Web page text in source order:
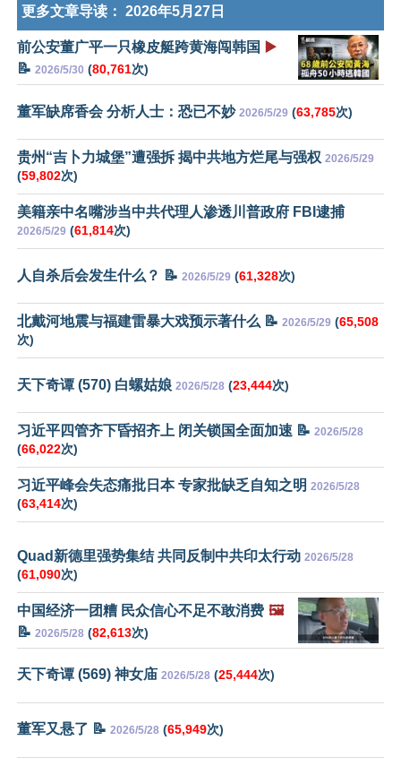
更多文章导读： 2026年5月27日
前公安董广平一只橡皮艇跨黄海闯韩国 ▶️
📝 2026/5/30 (80,761次)
董军缺席香会 分析人士：恐已不妙 2026/5/29 (63,785次)
贵州“吉卜力城堡”遭强拆 揭中共地方烂尾与强权 2026/5/29
(59,802次)
美籍亲中名嘴涉当中共代理人渗透川普政府 FBI逮捕
2026/5/29 (61,814次)
人自杀后会发生什么？ 📝 2026/5/29 (61,328次)
北戴河地震与福建雷暴大戏预示著什么 📝 2026/5/29 (65,508
次)
天下奇谭 (570) 白螺姑娘 2026/5/28 (23,444次)
习近平四管齐下昏招齐上 闭关锁国全面加速 📝 2026/5/28
(66,022次)
习近平峰会失态痛批日本 专家批缺乏自知之明 2026/5/28
(63,414次)
Quad新德里强势集结 共同反制中共印太行动 2026/5/28
(61,090次)
中国经济一团糟 民众信心不足不敢消费 🖼️
📝 2026/5/28 (82,613次)
天下奇谭 (569) 神女庙 2026/5/28 (25,444次)
董军又悬了 📝 2026/5/28 (65,949次)